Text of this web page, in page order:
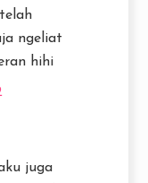
ngeliat
hihi
juga